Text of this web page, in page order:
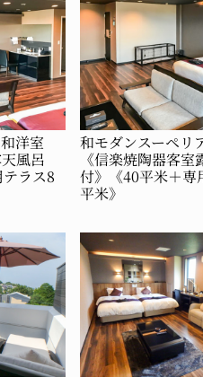
洋室
風呂
ラス8
和モダンスーペリ
《信楽焼陶器客室
付》《40平米＋専
平米》